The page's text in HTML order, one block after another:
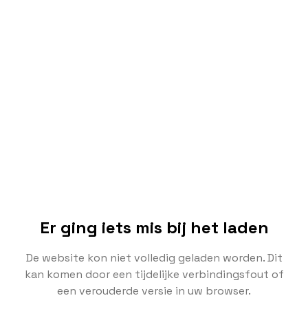
Er ging iets mis bij het laden
De website kon niet volledig geladen worden. Dit
kan komen door een tijdelijke verbindingsfout of
een verouderde versie in uw browser.